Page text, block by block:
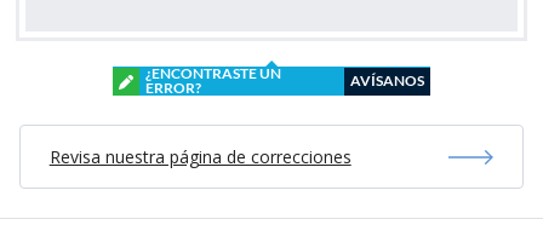
¿ENCONTRASTE UN
ERROR?
AVÍSANOS
Revisa nuestra página de correcciones